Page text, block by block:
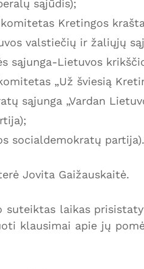
sąjūdis);
Kretingos
valstiečių ir žaliųjų
sąjunga-Lietuvos
„Už šviesią
sąjunga „Vardan
socialdemokratų partija).
Jovita Gaižauskaitė.
suteiktas laikas
klausimai apie jų